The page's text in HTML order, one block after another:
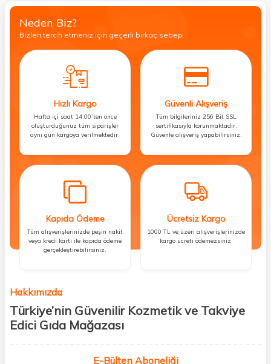
Neden Biz?
Bizleri tercih etmeniz için geçerli birkaç sebep.
Hızlı Kargo
Hafta içi saat 14:00’ten önce
oluşturduğunuz tüm siparişler
aynı gün kargoya verilmektedir.
Güvenli Alışveriş
Tüm bilgileriniz 256 Bit SSL
sertifikasıyla korunmaktadır.
Güvenle alışveriş yapabilirsiniz.
Kapıda Ödeme
Tüm alışverişlerinizde peşin nakit
veya kredi kartı ile kapıda ödeme
gerçekleştirebilirsiniz.
Ücretsiz Kargo
1000 TL ve üzeri alışverişlerinizde
kargo ücreti ödemezsiniz.
Hakkımızda
Türkiye’nin Güvenilir Kozmetik ve Takviye
Edici Gıda Mağazası
kişisel bakım hem de takviye edici gıda ürünlerini sizlerle
E-Bülten Aboneliği